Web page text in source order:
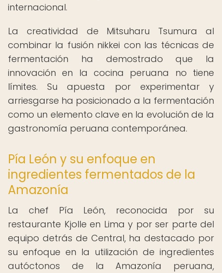
internacional.
La creatividad de Mitsuharu Tsumura al
combinar la fusión nikkei con las técnicas de
fermentación ha demostrado que la
innovación en la cocina peruana no tiene
límites. Su apuesta por experimentar y
arriesgarse ha posicionado a la fermentación
como un elemento clave en la evolución de la
gastronomía peruana contemporánea.
Pía León y su enfoque en
ingredientes fermentados de la
Amazonía
La chef Pía León, reconocida por su
restaurante Kjolle en Lima y por ser parte del
equipo detrás de Central, ha destacado por
su enfoque en la utilización de ingredientes
autóctonos de la Amazonía peruana,